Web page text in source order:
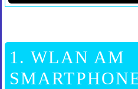
1. WLAN AM